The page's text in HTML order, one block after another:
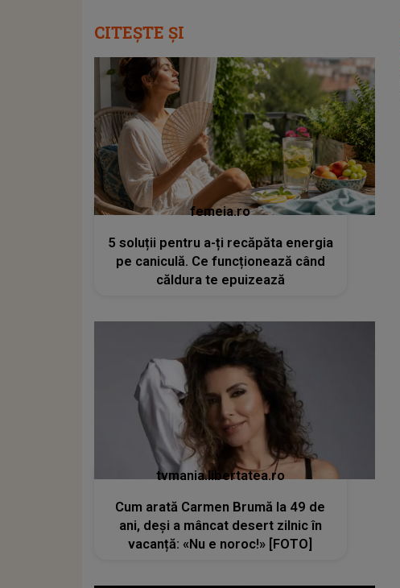
CITEȘTE ȘI
femeia.ro
5 soluții pentru a-ți recăpăta energia
pe caniculă. Ce funcționează când
căldura te epuizează
tvmania.libertatea.ro
Cum arată Carmen Brumă la 49 de
ani, deși a mâncat desert zilnic în
vacanță: «Nu e noroc!» [FOTO]